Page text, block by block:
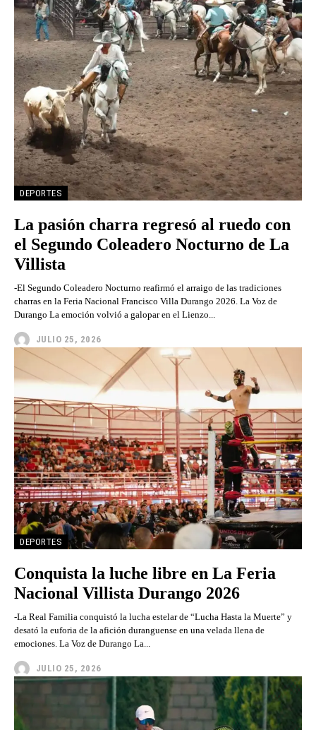
DEPORTES
La pasión charra regresó al ruedo con
el Segundo Coleadero Nocturno de La
Villista
-El Segundo Coleadero Nocturno reafirmó el arraigo de las tradiciones
charras en la Feria Nacional Francisco Villa Durango 2026. La Voz de
Durango La emoción volvió a galopar en el Lienzo...
JULIO 25, 2026
DEPORTES
Conquista la luche libre en La Feria
Nacional Villista Durango 2026
-La Real Familia conquistó la lucha estelar de “Lucha Hasta la Muerte” y
desató la euforia de la afición duranguense en una velada llena de
emociones. La Voz de Durango La...
JULIO 25, 2026